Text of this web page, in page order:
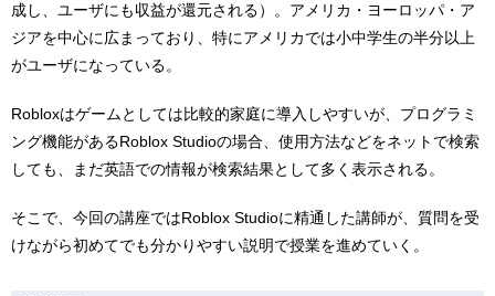
成し、ユーザにも収益が還元される）。アメリカ・ヨーロッパ・ア
ジアを中心に広まっており、特にアメリカでは小中学生の半分以上
がユーザになっている。
Robloxはゲームとしては比較的家庭に導入しやすいが、プログラミ
ング機能があるRoblox Studioの場合、使用方法などをネットで検索
しても、まだ英語での情報が検索結果として多く表示される。
そこで、今回の講座ではRoblox Studioに精通した講師が、質問を受
けながら初めてでも分かりやすい説明で授業を進めていく。